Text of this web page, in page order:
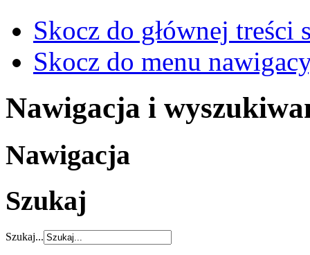
Skocz do głównej treści
Skocz do menu
Nawigacja i
Nawigacja
Szukaj
Szukaj...